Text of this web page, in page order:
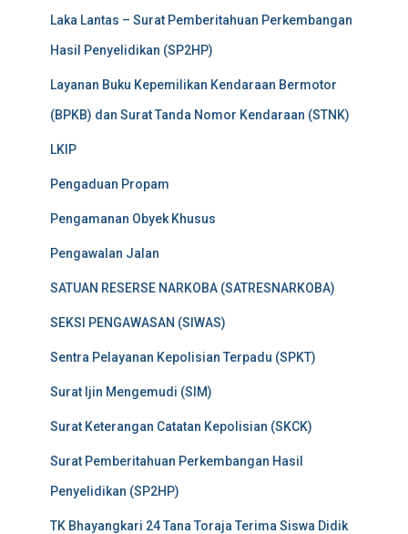
Laka Lantas – Surat Pemberitahuan Perkembangan
Hasil Penyelidikan (SP2HP)
Layanan Buku Kepemilikan Kendaraan Bermotor
(BPKB) dan Surat Tanda Nomor Kendaraan (STNK)
LKIP
Pengaduan Propam
Pengamanan Obyek Khusus
Pengawalan Jalan
SATUAN RESERSE NARKOBA (SATRESNARKOBA)
SEKSI PENGAWASAN (SIWAS)
Sentra Pelayanan Kepolisian Terpadu (SPKT)
Surat Ijin Mengemudi (SIM)
Surat Keterangan Catatan Kepolisian (SKCK)
Surat Pemberitahuan Perkembangan Hasil
Penyelidikan (SP2HP)
TK Bhayangkari 24 Tana Toraja Terima Siswa Didik